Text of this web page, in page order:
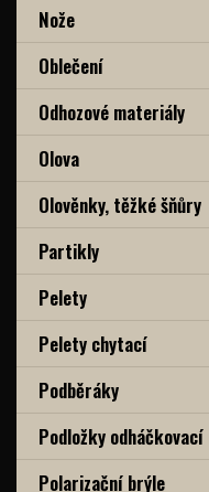
Nože
Oblečení
Odhozové materiály
Olova
Olověnky, těžké šňůry
Partikly
Pelety
Pelety chytací
Podběráky
Podložky odháčkovací
Polarizační brýle